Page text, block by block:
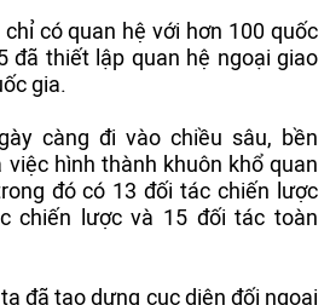
có quan hệ với hơn 100 quốc
đã thiết lập quan hệ ngoại giao
gia.
càng đi vào chiều sâu, bền
hình thành khuôn khổ quan
đó có 13 đối tác chiến lược
chiến lược và 15 đối tác toàn
đã tạo dựng cục diện đối ngoại